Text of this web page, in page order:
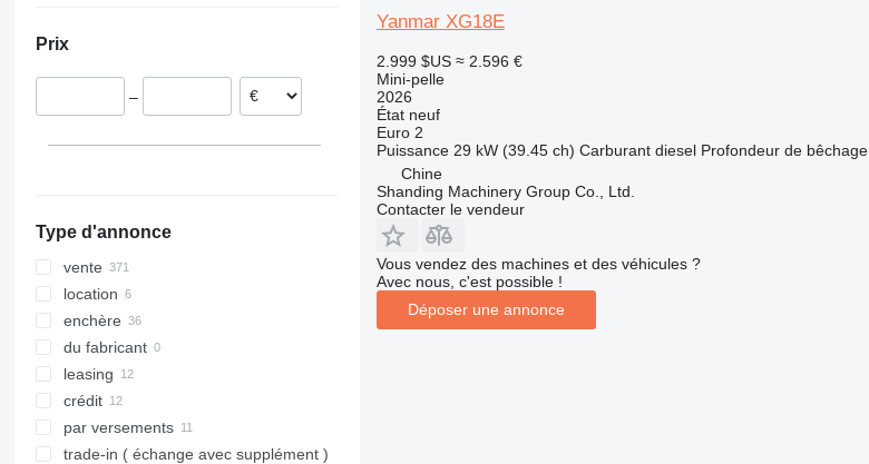
8045
8065
8080
8085
JS
JZ
Vio 38
Vio 40
Vio 70
Vio 75
Vio 80
Espagne
Danemark
Brésil
Prix
–
Type d'annonce
vente
location
enchère
du fabricant
leasing
crédit
par versements
trade-in ( échange avec supplément )
Yanmar XG18E
2.999 $US ≈ 2.596 €
Mini-pelle
2026
Étatneuf
Euro 2
Puissance 29 kW (39.45 ch) Carburant diesel Profondeur de bêchage
Chine
Shanding Machinery Group Co., Ltd.
Contacter le vendeur
Vous vendez des machines et des véhicules ?
Avec nous, c'est possible !
Déposer une annonce